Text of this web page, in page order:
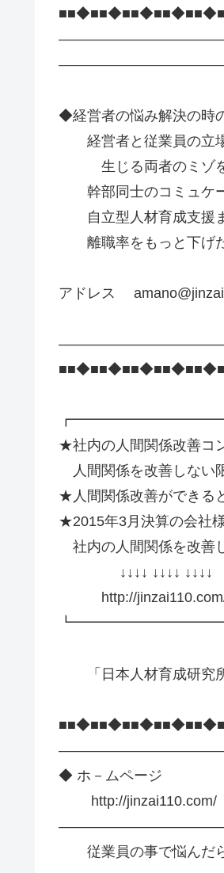
◆経営者の悩み解決の時
経営者と従業員の立
生じる両者のミゾを
幹部同士のコミュケー
自立型人材育成支援
離職率をもっと下げ
アドレス
★社内の人間関係改善コ
人間関係を改善しない
★人間関係改善ができる
★2015年3月決算の会社様
社内の人間関係を改善
↓↓↓↓ ↓↓↓↓ ↓↓↓↓
http://jinzai110.com/
「日本人材育成研究
◆ ホ－ムページ
http://jinzai110.com/
従業員の事で悩んだ